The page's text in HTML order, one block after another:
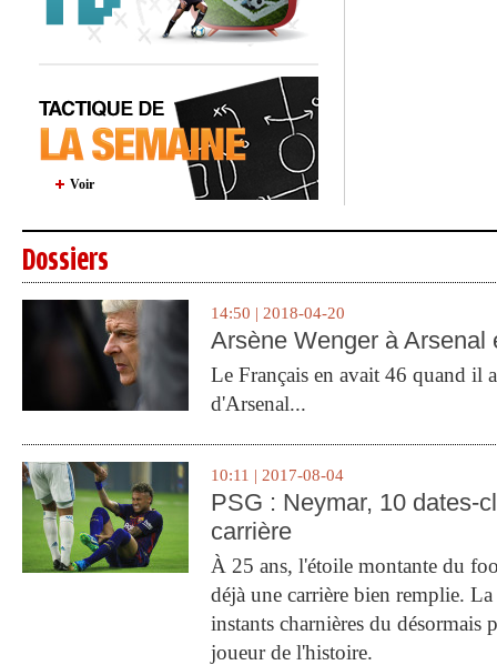
Voir
Dossiers
14:50 | 2018-04-20
Arsène Wenger à Arsenal
Le Français en avait 46 quand il
d'Arsenal...
10:11 | 2017-08-04
PSG : Neymar, 10 dates-
carrière
À 25 ans, l'étoile montante du
déjà une carrière bien remplie.
instants charnières du désormais
joueur de l'histoire.